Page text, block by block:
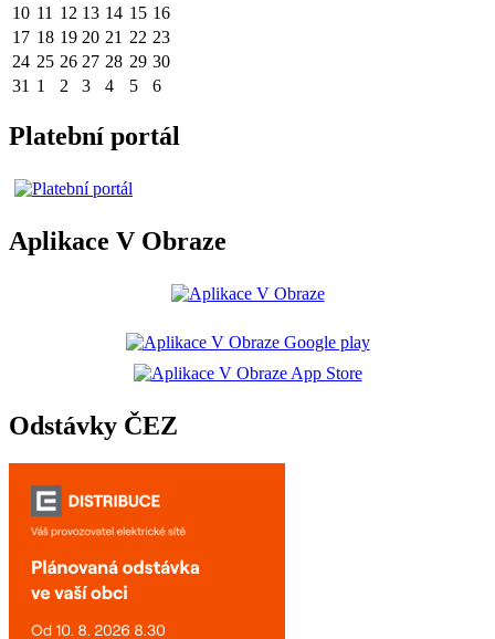
10 11 12 13 14 15 16
17 18 19 20 21 22 23
24 25 26 27 28 29 30
31 1 2 3 4 5 6
Platební portál
Aplikace V Obraze
Odstávky ČEZ